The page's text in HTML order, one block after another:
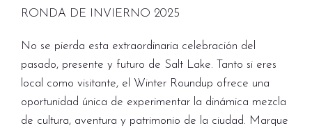
RONDA DE INVIERNO 2025
No se pierda esta extraordinaria celebración del
pasado, presente y futuro de Salt Lake. Tanto si eres
local como visitante, el Winter Roundup ofrece una
oportunidad única de experimentar la dinámica mezcla
de cultura, aventura y patrimonio de la ciudad. Marque